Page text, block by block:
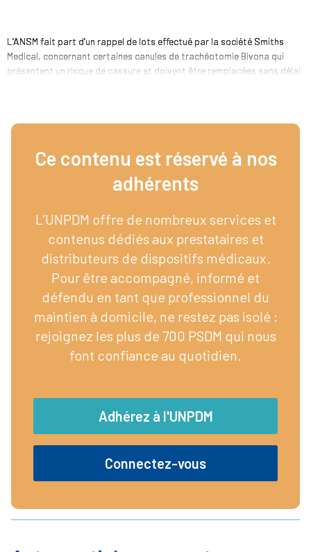
L’ANSM fait part d’un rappel de lots effectué par la société Smiths
Medical, concernant certaines canules de trachéotomie Bivona qui
présentent un risque de cassure et doivent être remplacées sans délai.
Ce contenu est réservé à nos
adhérents​
L’UNPDM offre de nombreux services et
contenus dédiés aux prestataires et
distributeurs de dispositifs médicaux.
Pour être accompagné, informé et
défendu en tant que professionnel du
maintien à domicile, ne restez pas isolé :
rejoignez les plus de 700 PSDM qui nous
font confiance au quotidien.
Adhérez à l'UNPDM
Connectez-vous